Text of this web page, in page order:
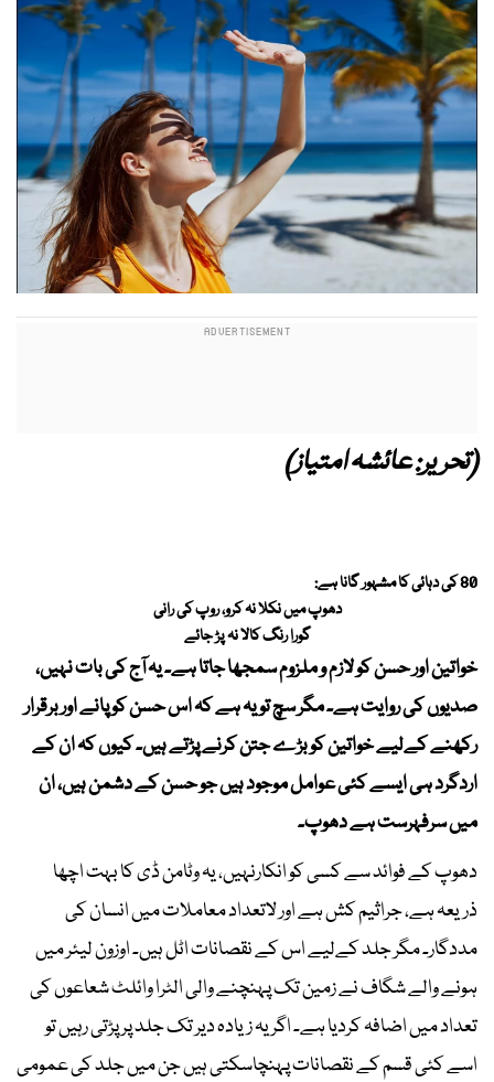
(تحریر: عائشہ امتیاز)
80 کی دہائی کا مشہور گانا ہے:
دھوپ میں نکلا نہ کرو، روپ کی رانی
گورا رنگ کالا نہ پڑ جائے
خواتین اور حسن کو لازم و ملزوم سمجھا جاتا ہے۔ یہ آج کی بات نہیں،
صدیوں کی روایت ہے۔ مگر سچ تو یہ ہے کہ اس حسن کو پانے اور برقرار
رکھنے کےلیے خواتین کو بڑے جتن کرنے پڑتے ہیں۔ کیوں کہ ان کے
اردگرد ہی ایسے کئی عوامل موجود ہیں جو حسن کے دشمن ہیں، ان
میں سرفہرست ہے دھوپ۔
دھوپ کے فوائد سے کسی کو انکارنہیں، یہ وٹامن ڈی کا بہت اچھا
ذریعہ ہے، جراثیم کش ہے اور لاتعداد معاملات میں انسان کی
مددگار۔ مگر جلد کےلیے اس کے نقصانات اٹل ہیں۔ اوزون لیئر میں
ہونے والے شگاف نے زمین تک پہنچنے والی الٹرا وائلٹ شعاعوں کی
تعداد میں اضافہ کردیا ہے۔ اگر یہ زیادہ دیر تک جلد پر پڑتی رہیں تو
اسے کئی قسم کے نقصانات پہنچاسکتی ہیں جن میں جلد کی عمومی